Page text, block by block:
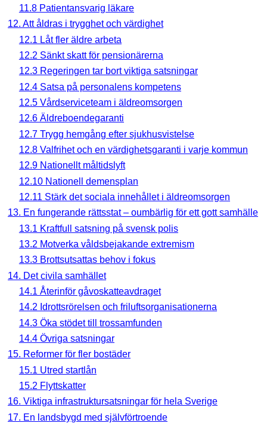
11.8 Patientansvarig läkare
12. Att åldras i trygghet och värdighet
12.1 Låt fler äldre arbeta
12.2 Sänkt skatt för pensionärerna
12.3 Regeringen tar bort viktiga satsningar
12.4 Satsa på personalens kompetens
12.5 Vårdserviceteam i äldreomsorgen
12.6 Äldreboendegaranti
12.7 Trygg hemgång efter sjukhusvistelse
12.8 Valfrihet och en värdighetsgaranti i varje kommun
12.9 Nationellt måltidslyft
12.10 Nationell demensplan
12.11 Stärk det sociala innehållet i äldreomsorgen
13. En fungerande rättsstat – oumbärlig för ett gott samhälle
13.1 Kraftfull satsning på svensk polis
13.2 Motverka våldsbejakande extremism
13.3 Brottsutsattas behov i fokus
14. Det civila samhället
14.1 Återinför gåvoskatteavdraget
14.2 Idrottsrörelsen och friluftsorganisationerna
14.3 Öka stödet till trossamfunden
14.4 Övriga satsningar
15. Reformer för fler bostäder
15.1 Utred startlån
15.2 Flyttskatter
16. Viktiga infrastruktursatsningar för hela Sverige
17. En landsbygd med självförtroende